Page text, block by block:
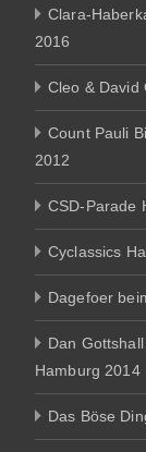
Clara-
2016
Cleo & David
Count Pauli
2012
CSD-Parade
Cyclassics
Dagefoer
Dan
Hamburg 2014
Das Böse